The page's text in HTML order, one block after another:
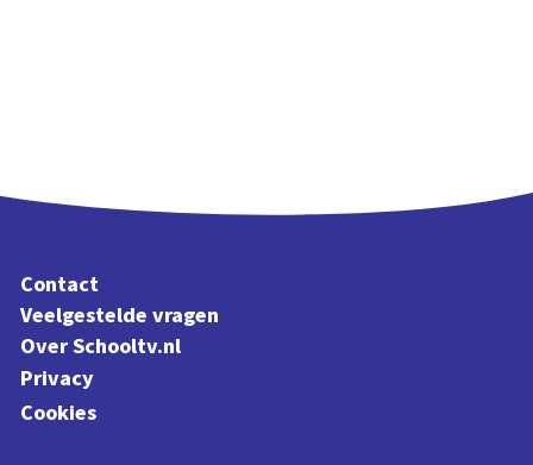
Contact
Veelgestelde vragen
Over Schooltv.nl
Privacy
Cookies